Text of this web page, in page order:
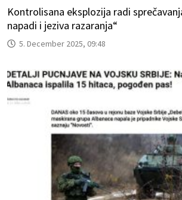
Kontrolisana eksplozija radi
napadi i jeziva razaranja“
5. December 2025, 09:48